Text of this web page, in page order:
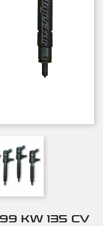
KW 135 CV